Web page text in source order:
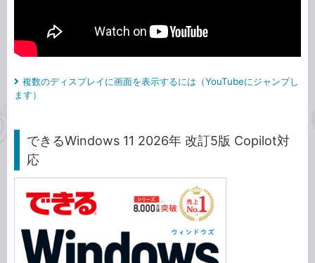
複数のディスプレイに画面を表示するには（YouTubeにジャンプし
ます）
できるWindows 11 2026年 改訂5版 Copilot対
応